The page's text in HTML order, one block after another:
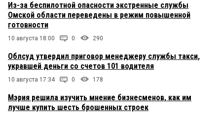
Из-за беспилотной опасности экстренные службы
Омской области переведены в режим повышенной
готовности
10 августа 18:00 0 290
Облсуд утвердил приговор менеджеру службы такси,
укравшей деньги со счетов 101 водителя
10 августа 17:34 0 178
Мэрия решила изучить мнение бизнесменов, как им
лучше купить шесть брошенных строек